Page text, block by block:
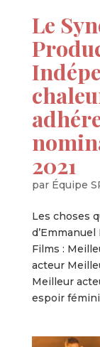
Le
2021
par Équipe
Les choses
Films :
acteur
Meilleur
espoir